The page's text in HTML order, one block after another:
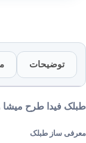
توضیحات
فیدا طرح میشا و
ساز طبلک